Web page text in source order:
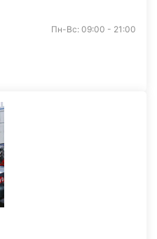
Пн-Вс: 09:00 - 21:00